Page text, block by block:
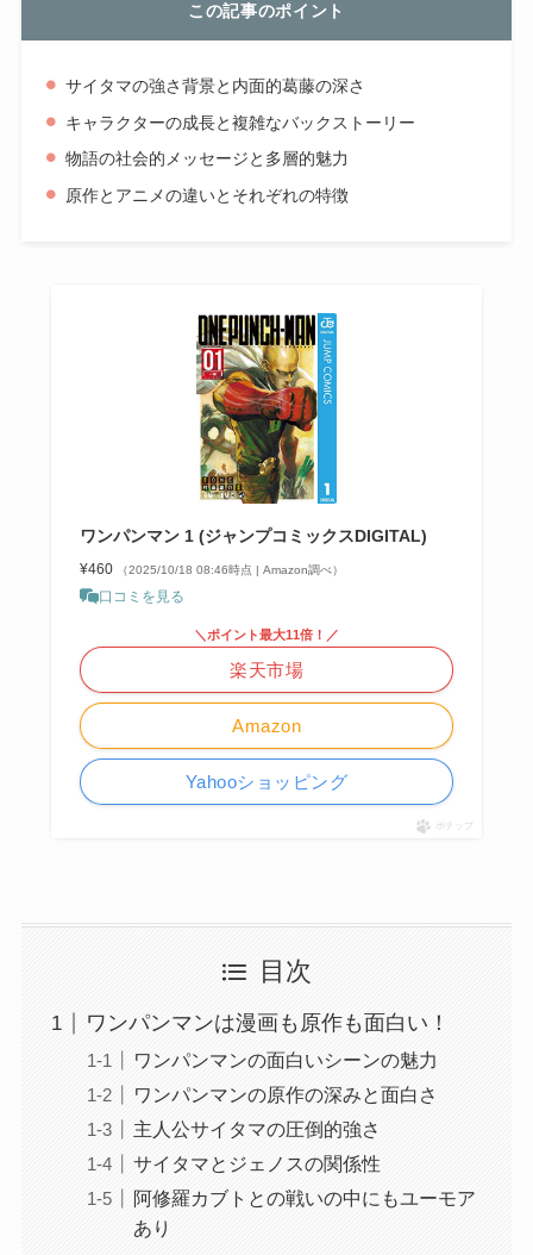
この記事のポイント
サイタマの強さ背景と内面的葛藤の深さ
キャラクターの成長と複雑なバックストーリー
物語の社会的メッセージと多層的魅力
原作とアニメの違いとそれぞれの特徴
ワンパンマン 1 (ジャンプコミックスDIGITAL)
¥460 （2025/10/18 08:46時点 | Amazon調べ）
口コミを見る
Amazon
＼ポイント最大11倍！／
楽天市場
Yahooショッピング
ポチップ
目次
ワンパンマンは漫画も原作も面白い！
ワンパンマンの面白いシーンの魅力
ワンパンマンの原作の深みと面白さ
主人公サイタマの圧倒的強さ
サイタマとジェノスの関係性
阿修羅カブトとの戦いの中にもユーモア
あり